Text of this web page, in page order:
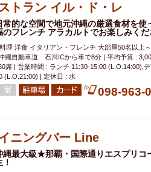
トラン イル・ド・レ
常的な空間で地元沖縄の厳選食材を
のフレンチ アラカルトでお楽しみくだ
理 洋食 イタリアン・フレンチ 大部屋50名以上
縄自動車道 石川ICから車で8分 | 平均予算 :
席 | 営業時間 : ランチ 11:30-15:00 (L.O.14:00),
(L.O.21:00) | 定休日 : 水
098-963-
ニングバー Line
最大級★那覇・国際通りエスプリコ